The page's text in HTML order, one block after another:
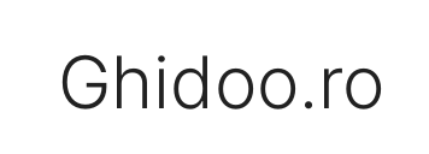
Ghidoo.ro